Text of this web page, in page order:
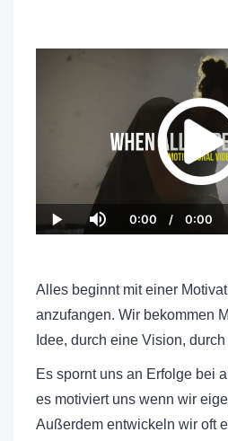
P
l
M
u
C
u
t
T
i
e
0:00 /
D
u
o
0:00
Alles beginnt mit einer
anzufangen. Wir bekommen
Idee, durch eine Vision,
Es spornt uns an Erfolge bei
es motiviert uns wenn wir
Außerdem entwickeln wir oft